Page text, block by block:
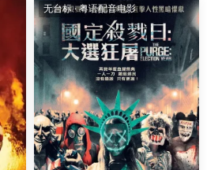
无台标·粤语配音电影